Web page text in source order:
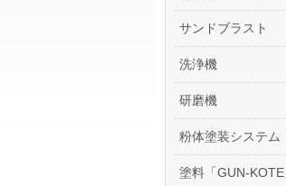
サンドブラスト
洗浄機
研磨機
粉体塗装システム
塗料「GUN-KOTE